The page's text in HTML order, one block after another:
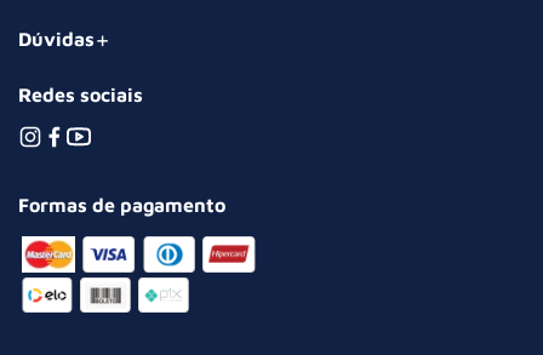
Dúvidas
Redes sociais
Formas de pagamento